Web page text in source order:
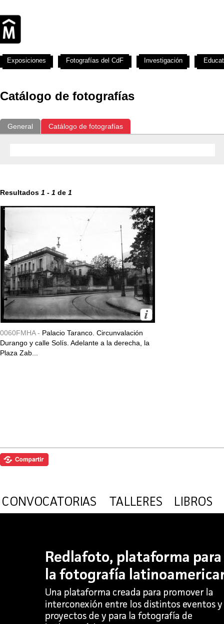
Catálogo de fotografías
General Catálogo de fotografías
Resultados 1 - 1 de 1
0060FMHA - Palacio Taranco. Circunvalación
Durango y calle Solís. Adelante a la derecha, la
Plaza Zab...
Exposiciones Fotografías del CdF Investigación